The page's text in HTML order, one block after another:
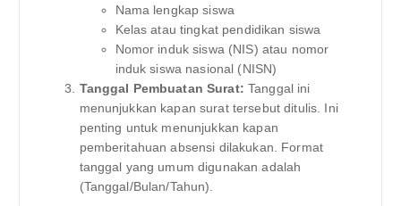
Nama lengkap siswa
Kelas atau tingkat pendidikan siswa
Nomor induk siswa (NIS) atau nomor
induk siswa nasional (NISN)
Tanggal Pembuatan Surat: Tanggal ini
menunjukkan kapan surat tersebut ditulis. Ini
penting untuk menunjukkan kapan
pemberitahuan absensi dilakukan. Format
tanggal yang umum digunakan adalah
(Tanggal/Bulan/Tahun).